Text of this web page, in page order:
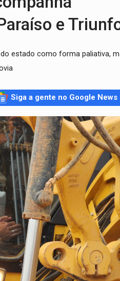
incentivo com efeitos
em fundo falso de caminhão
de dia dos Pais
exercício antiaéreo
leva cinema amazônico
e
estado como forma paliativa,
Siga a gente no Google News